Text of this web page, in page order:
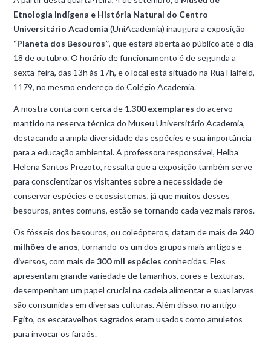
Etnologia Indígena e História Natural do Centro
Universitário Academia(UniAcademia) inaugura a exposição
“Planeta dos Besouros”, que estará aberta ao público até o dia
18 de outubro. O horário de funcionamento é de segunda a
sexta-feira, das 13h às 17h, e o local está situado na Rua Halfeld,
1179, no mesmo endereço do Colégio Academia.
A mostra conta com cerca de 1.300 exemplares do acervo
mantido na reserva técnica do Museu Universitário Academia,
destacando a ampla diversidade das espécies e sua importância
para a educação ambiental. A professora responsável, Helba
Helena Santos Prezoto, ressalta que a exposição também serve
para conscientizar os visitantes sobre a necessidade de
conservar espécies e ecossistemas, já que muitos desses
besouros, antes comuns, estão se tornando cada vez mais raros.
Os fósseis dos besouros, ou coleópteros, datam de mais de 240
milhões de anos, tornando-os um dos grupos mais antigos e
diversos, com mais de300 mil espéciesconhecidas. Eles
apresentam grande variedade de tamanhos, cores e texturas,
desempenham um papel crucial na cadeia alimentar e suas larvas
são consumidas em diversas culturas. Além disso, no antigo
Egito, os escaravelhos sagrados eram usados como amuletos
para invocar os faraós.